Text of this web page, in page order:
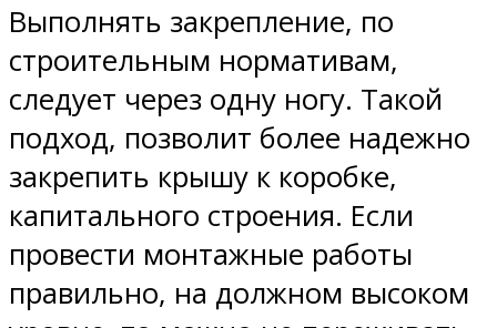
Выполнять закрепление, по
строительным нормативам,
следует через одну ногу. Такой
подход, позволит более надежно
закрепить крышу к коробке,
капитального строения. Если
провести монтажные работы
правильно, на должном высоком